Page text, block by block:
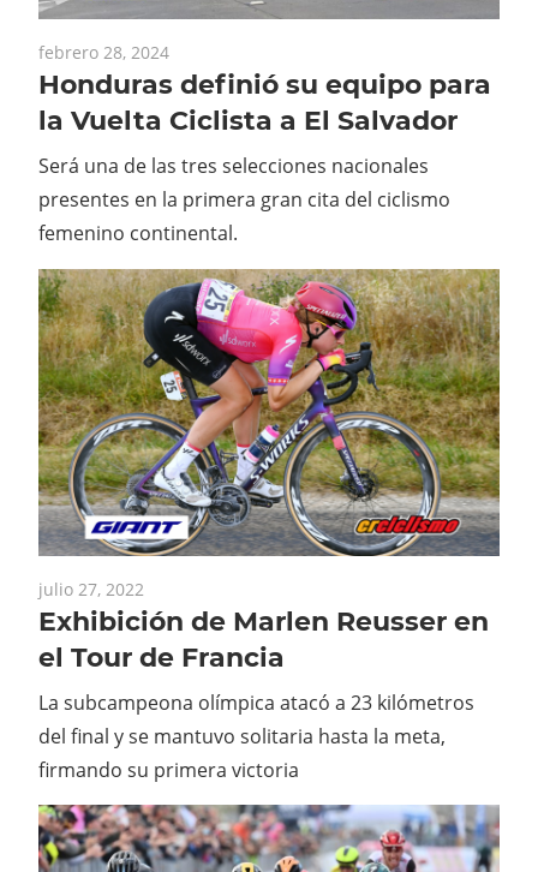
febrero 28, 2024
Honduras definió su equipo para
la Vuelta Ciclista a El Salvador
Será una de las tres selecciones nacionales
presentes en la primera gran cita del ciclismo
femenino continental.
julio 27, 2022
Exhibición de Marlen Reusser en
el Tour de Francia
La subcampeona olímpica atacó a 23 kilómetros
del final y se mantuvo solitaria hasta la meta,
firmando su primera victoria